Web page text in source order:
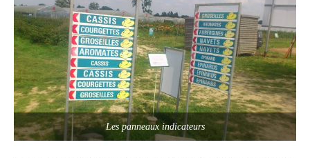
Les panneaux indicateurs